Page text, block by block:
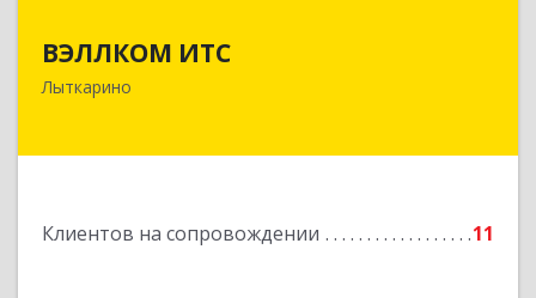
ВЭЛЛКОМ ИТС
Лыткарино
Клиентов на сопровождении 11
Лыткарино г, Первомайская ул, дом № 3/5,